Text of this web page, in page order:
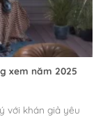
xem năm 2025
với khán giả yêu